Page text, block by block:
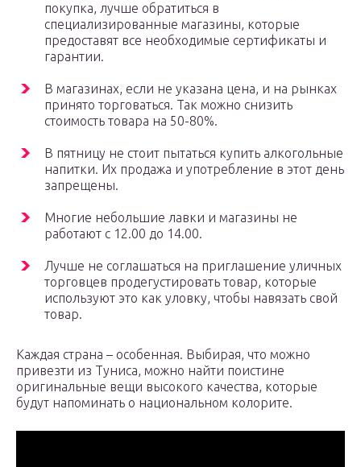
покупка, лучше обратиться в
специализированные магазины, которые
предоставят все необходимые сертификаты и
гарантии.
В магазинах, если не указана цена, и на рынках
принято торговаться. Так можно снизить
стоимость товара на 50-80%.
В пятницу не стоит пытаться купить алкогольные
напитки. Их продажа и употребление в этот день
запрещены.
Многие небольшие лавки и магазины не
работают с 12.00 до 14.00.
Лучше не соглашаться на приглашение уличных
торговцев продегустировать товар, которые
используют это как уловку, чтобы навязать свой
товар.
Каждая страна – особенная. Выбирая, что можно
привезти из Туниса, можно найти поистине
оригинальные вещи высокого качества, которые
будут напоминать о национальном колорите.